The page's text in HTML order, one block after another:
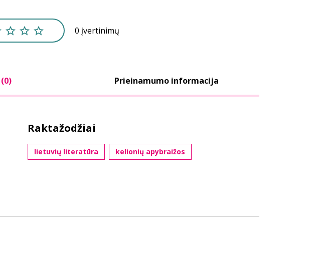
0 įvertinimų
(0) Prieinamumo informacija
Raktažodžiai
lietuvių literatūra kelionių apybraižos